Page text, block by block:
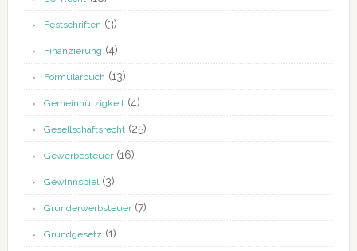
Festschriften (3)
Finanzierung (4)
Formularbuch (13)
Gemeinnützigkeit(4)
Gesellschaftsrecht(25)
Gewerbesteuer(16)
Gewinnspiel(3)
Grunderwerbsteuer(7)
Grundgesetz (1)